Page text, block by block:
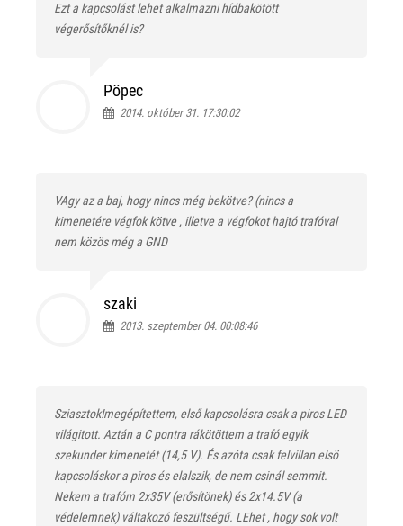
Ezt a kapcsolást lehet alkalmazni hídbakötött
végerősítőknél is?
Pöpec
2014. október 31. 17:30:02
VAgy az a baj, hogy nincs még bekötve? (nincs a
kimenetére végfok kötve , illetve a végfokot hajtó trafóval
nem közös még a GND
szaki
2013. szeptember 04. 00:08:46
Sziasztok!megépítettem, első kapcsolásra csak a piros LED
világitott. Aztán a C pontra rákötöttem a trafó egyik
szekunder kimenetét (14,5 V). És azóta csak felvillan elsö
kapcsoláskor a piros és elalszik, de nem csinál semmit.
Nekem a trafóm 2x35V (erősítönek) és 2x14.5V (a
védelemnek) váltakozó feszültségű. LEhet , hogy sok volt